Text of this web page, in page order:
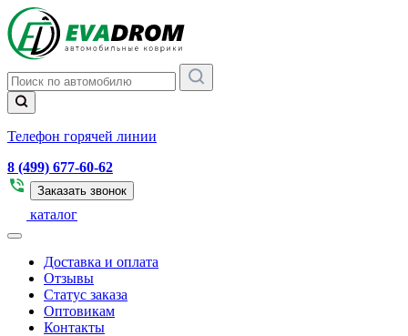
Телефон горячей линии
8 (499) 677-60-62
Заказать звонок
каталог
Доставка и оплата
Отзывы
Статус заказа
Оптовикам
Контакты